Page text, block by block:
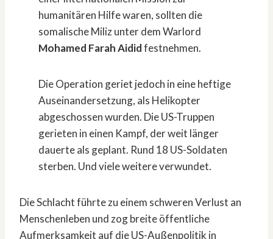
humanitären Hilfe waren, sollten die
somalische Miliz unter dem Warlord
Mohamed Farah Aididfestnehmen.
Die Operation geriet jedoch in eine heftige
Auseinandersetzung, als Helikopter
abgeschossen wurden. Die US-Truppen
gerieten in einen Kampf, der weit länger
dauerte als geplant. Rund 18 US-Soldaten
sterben. Und viele weitere verwundet.
Die Schlacht führte zu einem schweren Verlust an
Menschenleben und zog breite öffentliche
Aufmerksamkeit auf die US-Außenpolitik in